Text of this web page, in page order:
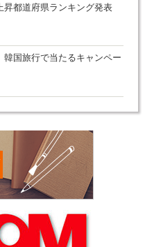
昇都道府県ランキング発表
国旅行で当たるキャンペー